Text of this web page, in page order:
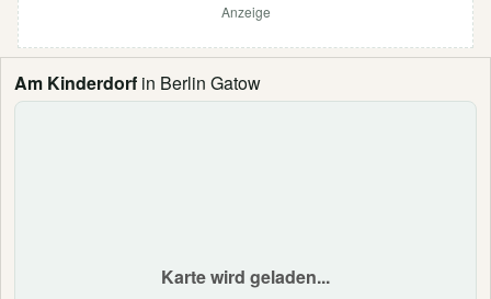
Am Kinderdorf in Berlin Gatow
Karte wird geladen...
Anzeige